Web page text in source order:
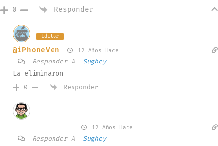
0
Responder
Editor
@iPhoneVen 12 Años Hace
Responder A Sughey
La eliminaron
0 Responder
12 Años Hace
Responder A Sughey